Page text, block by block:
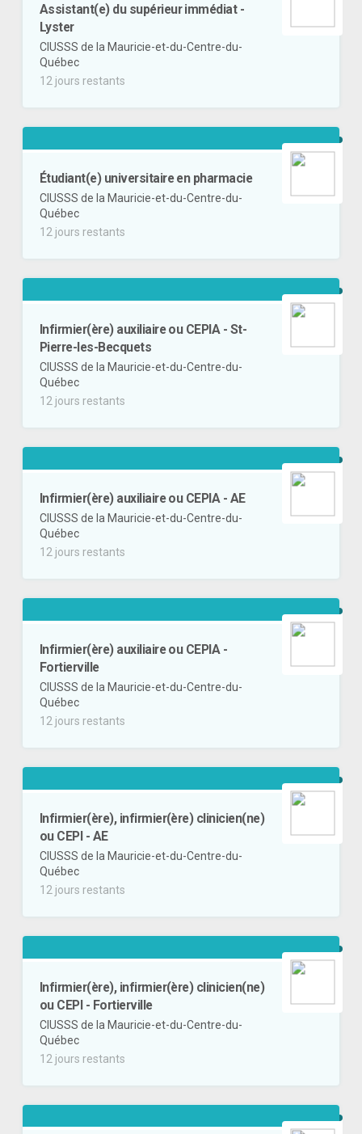
Assistant(e) du supérieur immédiat -
Lyster
CIUSSS de la Mauricie-et-du-Centre-du-
Québec
12 jours restants
Étudiant(e) universitaire en pharmacie
CIUSSS de la Mauricie-et-du-Centre-du-
Québec
12 jours restants
Infirmier(ère) auxiliaire ou CEPIA - St-
Pierre-les-Becquets
CIUSSS de la Mauricie-et-du-Centre-du-
Québec
12 jours restants
Infirmier(ère) auxiliaire ou CEPIA - AE
CIUSSS de la Mauricie-et-du-Centre-du-
Québec
12 jours restants
Infirmier(ère) auxiliaire ou CEPIA -
Fortierville
CIUSSS de la Mauricie-et-du-Centre-du-
Québec
12 jours restants
Infirmier(ère), infirmier(ère) clinicien(ne)
ou CEPI - AE
CIUSSS de la Mauricie-et-du-Centre-du-
Québec
12 jours restants
Infirmier(ère), infirmier(ère) clinicien(ne)
ou CEPI - Fortierville
CIUSSS de la Mauricie-et-du-Centre-du-
Québec
12 jours restants